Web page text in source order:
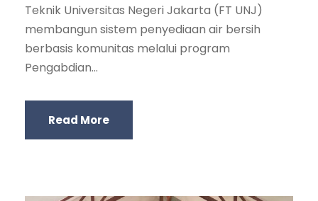
Teknik Universitas Negeri Jakarta (FT UNJ)
membangun sistem penyediaan air bersih
berbasis komunitas melalui program
Pengabdian...
Read More